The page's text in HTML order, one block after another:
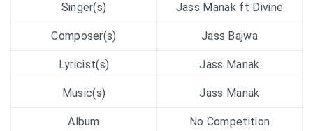
Singer(s) Jass Manak ft Divine
Composer(s) Jass Bajwa
Lyricist(s) Jass Manak
Music(s) Jass Manak
Album No Competition